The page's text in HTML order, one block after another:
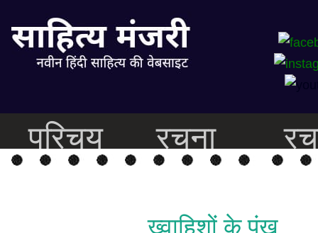
परिचय रचना
ख्वाहिशों के पंख